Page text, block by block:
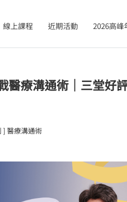
線上課程 近期活動 2026高峰
療溝通術｜三堂好
] 醫療溝通術